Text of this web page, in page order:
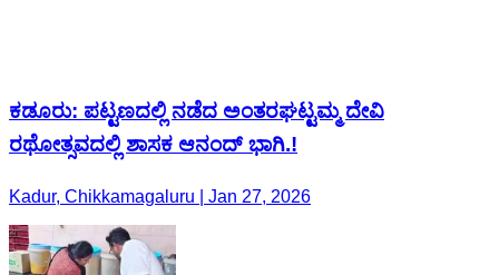
ಕಡೂರು: ಪಟ್ಟಣದಲ್ಲಿ ನಡೆದ ಅಂತರಘಟ್ಟಮ್ಮ‌ ದೇವಿ
ರಥೋತ್ಸವದಲ್ಲಿ ಶಾಸಕ ಆನಂದ್ ಭಾಗಿ.!
Kadur, Chikkamagaluru | Jan 27, 2026